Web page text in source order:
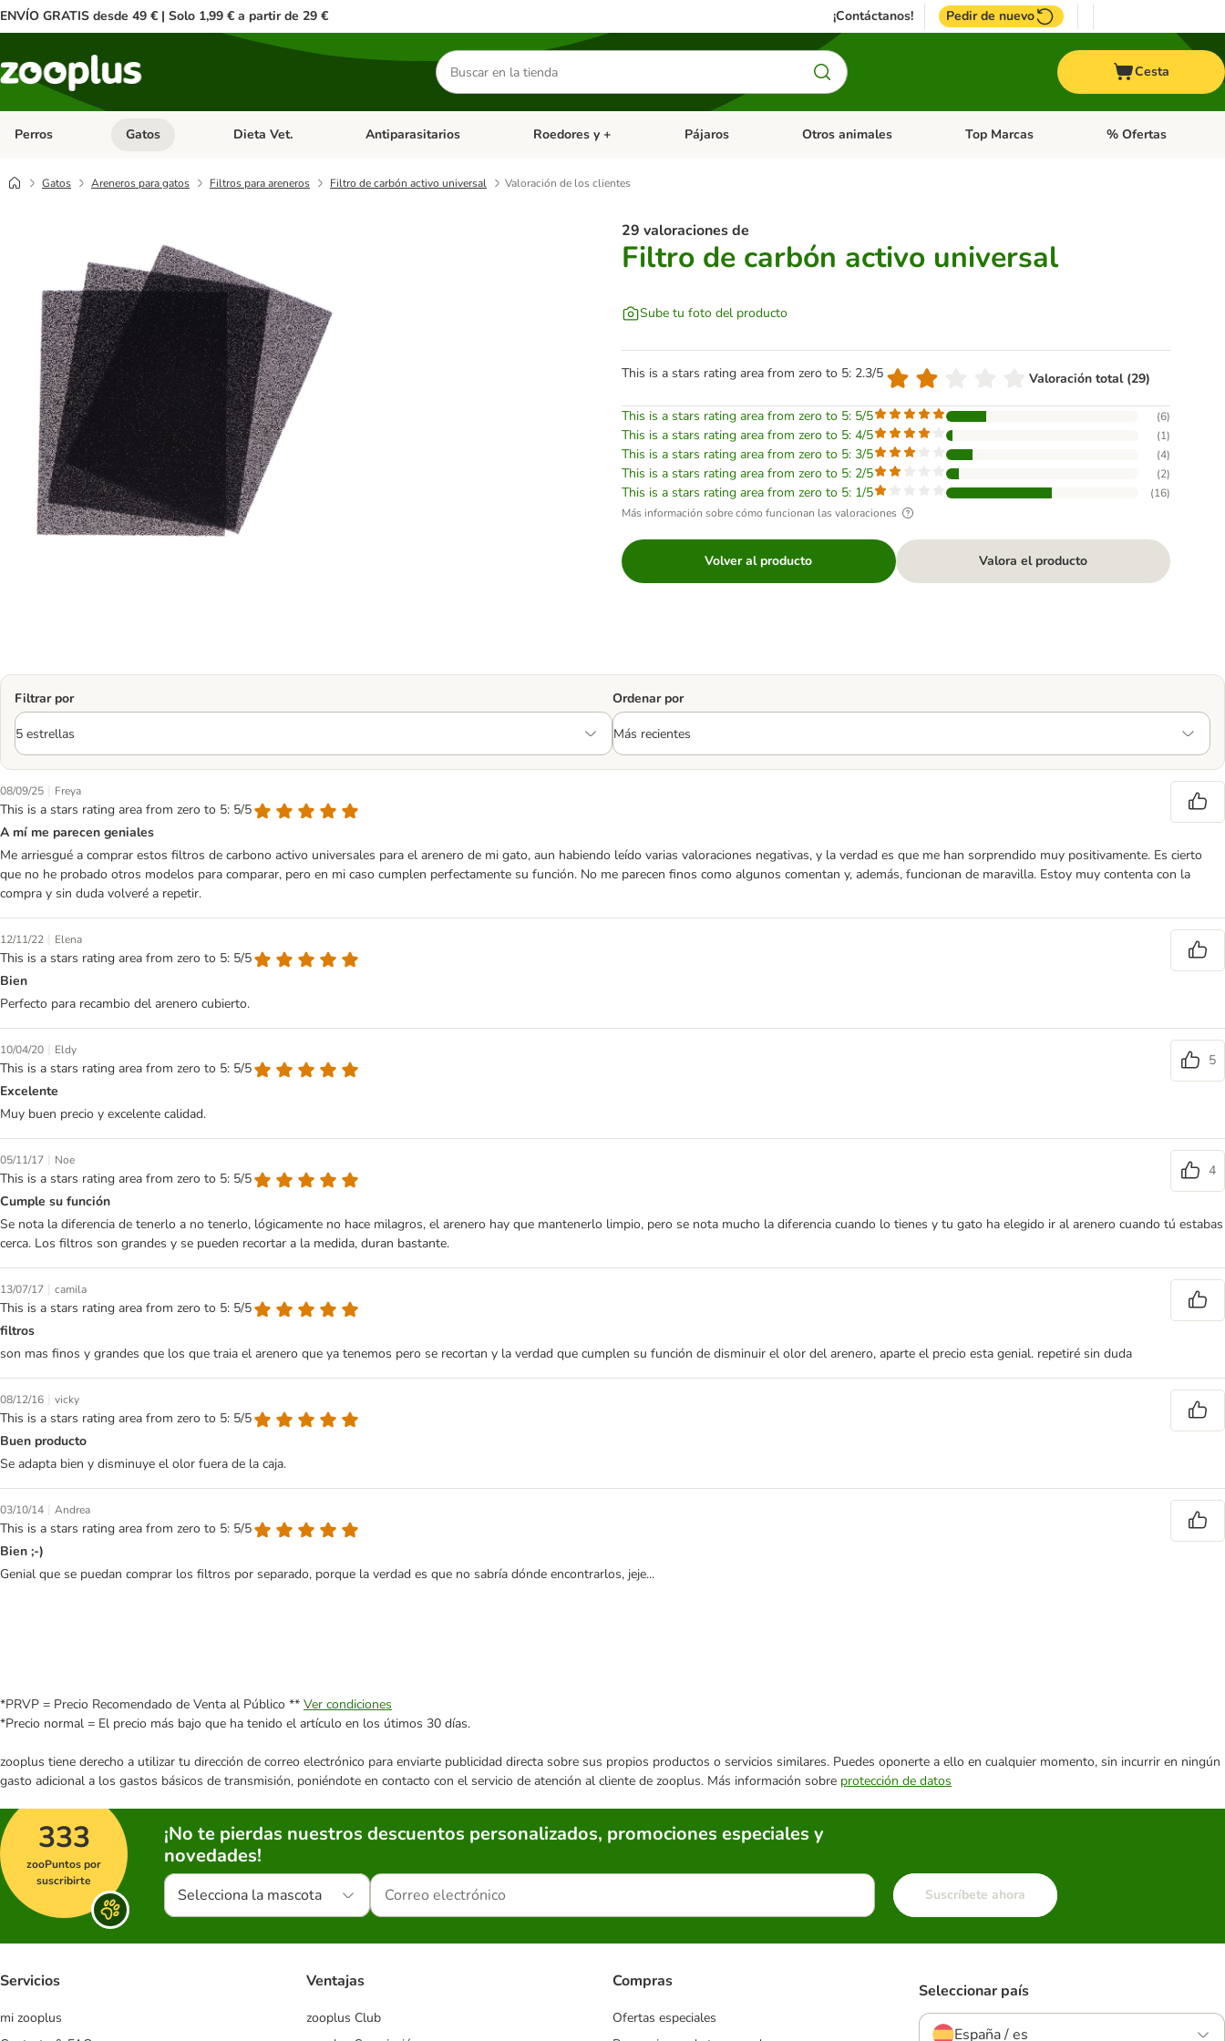
ENVÍO GRATIS desde 49 € | Solo 1,99 € a partir de 29 € ¡Contáctanos! Pedir de nuevo
Buscar
productos
Cesta
Perros Menú de categoria abierto: Perros
Gatos Menú de categoria abierto: Gatos
Dieta Vet. Menú de categoria abierto: Dieta Vet.
Antiparasitarios Menú de categoria abierto: Antiparasitarios
Roedores y + Menú de categoria abierto: Roedores y +
Pájaros Menú de categoria abierto: Pájaros
Otros animales Menú de categoria abierto: Otros animales
Top Marcas Menú de categoria
% Ofertas
Gatos Areneros para gatos Filtros para areneros Filtro de carbón activo universal Valoración de los clientes
29 valoraciones de
Filtro de carbón activo universal
Sube tu foto del producto
This is a stars rating area from zero to 5: 2.3/5 Valoración total (29)
This is a stars rating area from zero to 5: 5/5 (6)
This is a stars rating area from zero to 5: 4/5 (1)
This is a stars rating area from zero to 5: 3/5 (4)
This is a stars rating area from zero to 5: 2/5 (2)
This is a stars rating area from zero to 5: 1/5 (16)
Más información sobre cómo funcionan las valoraciones
Volver al producto Valora el producto
Filtrar por Ordenar por
08/09/25 | Freya
This is a stars rating area from zero to 5: 5/5
A mí me parecen geniales
Me arriesgué a comprar estos filtros de carbono activo universales para el arenero de mi gato, aun habiendo leído varias valoraciones negativas, y la verdad es que me han sorprendido muy positivamente. Es cierto
que no he probado otros modelos para comparar, pero en mi caso cumplen perfectamente su función. No me parecen finos como algunos comentan y, además, funcionan de maravilla. Estoy muy contenta con la
compra y sin duda volveré a repetir.
12/11/22 | Elena
This is a stars rating area from zero to 5: 5/5
Bien
Perfecto para recambio del arenero cubierto.
10/04/20 | Eldy
This is a stars rating area from zero to 5: 5/5
5
Excelente
Muy buen precio y excelente calidad.
05/11/17 | Noe
This is a stars rating area from zero to 5: 5/5
4
Cumple su función
Se nota la diferencia de tenerlo a no tenerlo, lógicamente no hace milagros, el arenero hay que mantenerlo limpio, pero se nota mucho la diferencia cuando lo tienes y tu gato ha elegido ir al arenero cuando tú estabas
cerca. Los filtros son grandes y se pueden recortar a la medida, duran bastante.
13/07/17 | camila
This is a stars rating area from zero to 5: 5/5
filtros
son mas finos y grandes que los que traia el arenero que ya tenemos pero se recortan y la verdad que cumplen su función de disminuir el olor del arenero, aparte el precio esta genial. repetiré sin duda
08/12/16 | vicky
This is a stars rating area from zero to 5: 5/5
Buen producto
Se adapta bien y disminuye el olor fuera de la caja.
03/10/14 | Andrea
This is a stars rating area from zero to 5: 5/5
Bien ;-)
Genial que se puedan comprar los filtros por separado, porque la verdad es que no sabría dónde encontrarlos, jeje...
*PRVP = Precio Recomendado de Venta al Público ** Ver condiciones
*Precio normal = El precio más bajo que ha tenido el artículo en los útimos 30 días.
zooplus tiene derecho a utilizar tu dirección de correo electrónico para enviarte publicidad directa sobre sus propios productos o servicios similares. Puedes oponerte a ello en cualquier momento, sin incurrir en ningún
gasto adicional a los gastos básicos de transmisión, poniéndote en contacto con el servicio de atención al cliente de zooplus. Más información sobre protección de datos
333
zooPuntos por
suscribirte
¡No te pierdas nuestros descuentos personalizados, promociones especiales y
novedades!
Selecciona la mascota Suscríbete ahora
Servicios
mi zooplus
Ventajas
zooplus Club
Compras
Ofertas especiales
Seleccionar país
España / es